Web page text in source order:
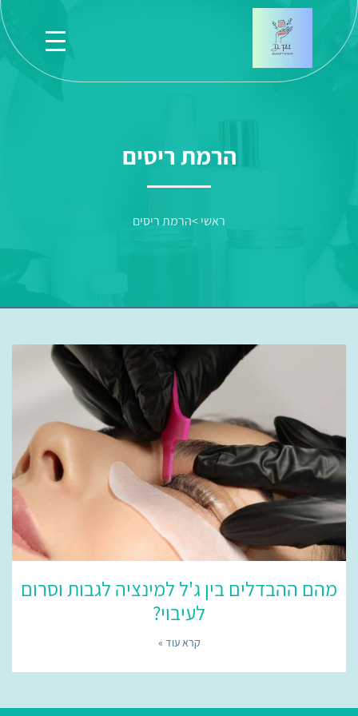
הרמת ריסים
ראשי>הרמת ריסים
מהם ההבדלים בין ג'ל למינציה לגבות וסרום
לעיבוי?
קרא עוד »